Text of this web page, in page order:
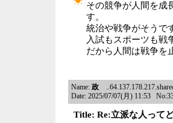
その競争が人間を成
す。
統治や戦争がそうで
入試もスポーツも戦
だから人間は戦争を
Name: 政
Date: 2025/07/07(月) 11:53
Title: Re:立派な人って